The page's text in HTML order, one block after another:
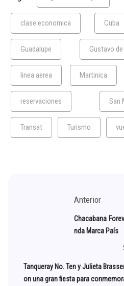
clase economica Cuba
Guadalupe Gustavo
linea aerea Martinica
reservaciones San
Transat Turismo
Anterior
Chacabana
nda Marca País
Tanqueray No. Ten y Julieta
on una gran fiesta para